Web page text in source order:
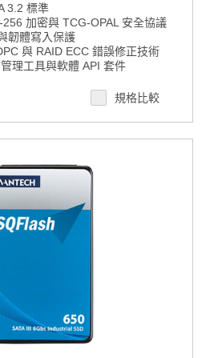
3.2 標準
加密與 TCG-OPAL 安全協議
韌體寫入保護
與 RAID ECC 錯誤修正技術
理工具與軟體 API 套件
久性標準色譜產品
規格比較